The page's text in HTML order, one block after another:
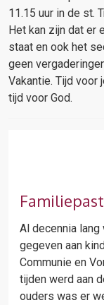
11.15 uur in de st.
Het kan zijn dat er
staat en ook het
geen
Vakantie. Tijd voor
tijd voor God.
Al decennia
gegeven aan
Communie en
tijden werd aan
ouders was er